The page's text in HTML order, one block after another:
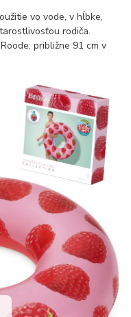
vo vode, v hĺbke,
rodiča.
približne 91 cm v